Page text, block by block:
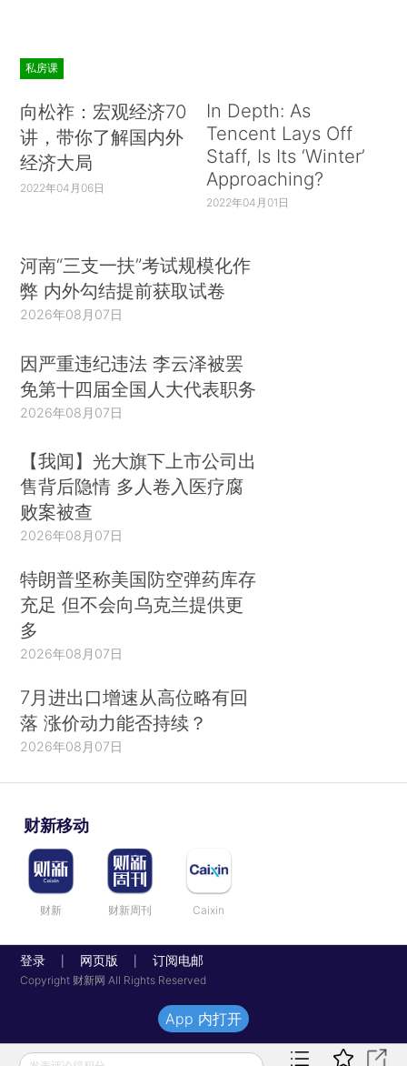
私房课
向松祚：宏观经济70
讲，带你了解国内外
经济大局
2022年04月06日
In Depth: As
Tencent Lays Off
Staff, Is Its ‘Winter’
Approaching?
2022年04月01日
河南“三支一扶”考试规模化作
弊 内外勾结提前获取试卷
2026年08月07日
因严重违纪违法 李云泽被罢
免第十四届全国人大代表职务
2026年08月07日
【我闻】光大旗下上市公司出
售背后隐情 多人卷入医疗腐
败案被查
2026年08月07日
特朗普坚称美国防空弹药库存
充足 但不会向乌克兰提供更
多
2026年08月07日
7月进出口增速从高位略有回
落 涨价动力能否持续？
2026年08月07日
财新移动
财新 财新周刊 Caixin
登录 网页版 订阅电邮
Copyright 财新网 All Rights Reserved
App 内打开